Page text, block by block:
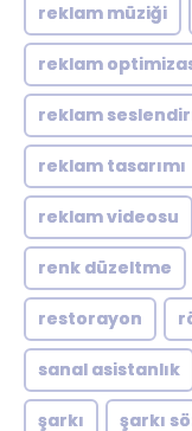
reklam müziği
reklam
reklam
reklam tasarımı
reklam videosu
renk düzeltme
restorayon
sanal asistanlık
şarkı şarkı